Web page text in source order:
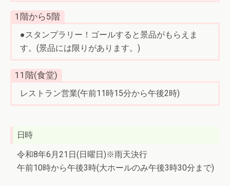
1階から5階
●スタンプラリー！ゴールすると景品がもらえま
す。(景品には限りがあります。)
11階(食堂)
レストラン営業(午前11時15分から午後2時)
日時
令和8年6月21日(日曜日)※雨天決行
午前10時から午後3時(大ホールのみ午後3時30分まで)